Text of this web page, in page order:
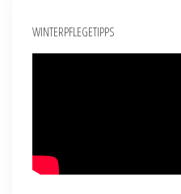
WINTERPFLEGETIPPS